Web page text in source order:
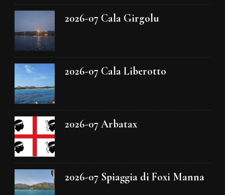
2026-07 Cala Girgolu
2026-07 Cala Liberotto
2026-07 Arbatax
2026-07 Spiaggia di Foxi Manna